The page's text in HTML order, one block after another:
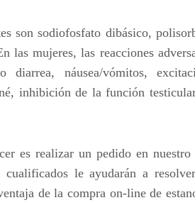
son sodiofosfato dibásico,
las mujeres, las reacciones
diarrea, náusea/vómitos,
inhibición de la función
es realizar un pedido en
cualificados le ayudarán a
de la compra on-line de